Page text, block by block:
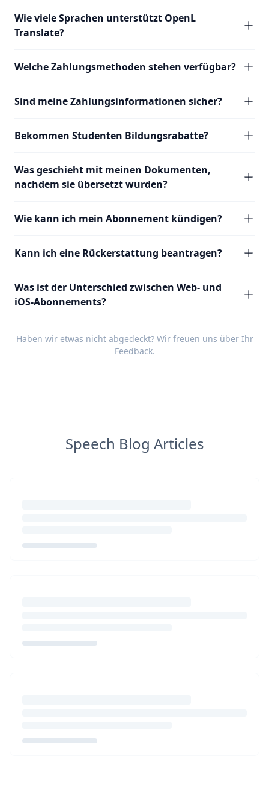
Wie viele Sprachen unterstützt OpenL
Translate?
Welche Zahlungsmethoden stehen verfügbar?
Sind meine Zahlungsinformationen sicher?
Bekommen Studenten Bildungsrabatte?
Was geschieht mit meinen Dokumenten,
nachdem sie übersetzt wurden?
Wie kann ich mein Abonnement kündigen?
Kann ich eine Rückerstattung beantragen?
Was ist der Unterschied zwischen Web- und
iOS-Abonnements?
Haben wir etwas nicht abgedeckt? Wir freuen uns über Ihr
Feedback.
Speech Blog Articles